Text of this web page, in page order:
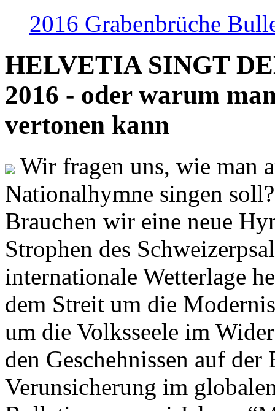
2016 Grabenbrüche
HELVETIA SINGT
2016 - oder warum
vertonen kann
Wir fragen uns, wie man
Nationalhymne singen
Brauchen wir eine neue
Strophen des
internationale Wetterlage
dem Streit um die
um die Volksseele im
den Geschehnissen auf
Verunsicherung im